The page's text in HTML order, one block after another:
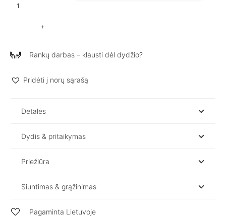
Rankų darbas – klausti dėl dydžio?
Pridėti į norų sąrašą
Detalės
Dydis & pritaikymas
Priežiūra
Siuntimas & grąžinimas
Pagaminta Lietuvoje